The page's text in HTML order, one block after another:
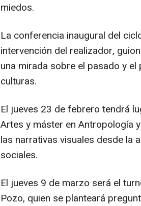
miedos.
La conferencia inaugural del
intervención del realizador,
una mirada sobre el pasado y
culturas.
El jueves 23 de febrero tendrá
Artes y máster en Antropología
las narrativas visuales desde la
sociales.
El jueves 9 de marzo será el
Pozo, quien se planteará